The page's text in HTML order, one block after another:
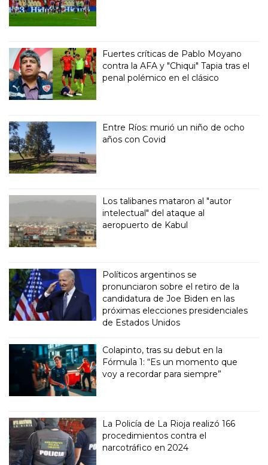
Fuertes críticas de Pablo Moyano
contra la AFA y "Chiqui" Tapia tras el
penal polémico en el clásico
Entre Ríos: murió un niño de ocho
años con Covid
Los talibanes mataron al "autor
intelectual" del ataque al
aeropuerto de Kabul
Políticos argentinos se
pronunciaron sobre el retiro de la
candidatura de Joe Biden en las
próximas elecciones presidenciales
de Estados Unidos
Colapinto, tras su debut en la
Fórmula 1: “Es un momento que
voy a recordar para siempre”
La Policía de La Rioja realizó 166
procedimientos contra el
narcotráfico en 2024